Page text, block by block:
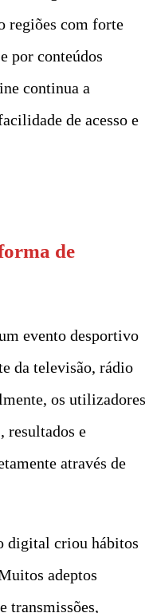
regiões com forte
por conteúdos
continua a
de acesso e
de
evento desportivo
da televisão, rádio
os utilizadores
resultados e
através de
digital criou hábitos
adeptos
transmissões,